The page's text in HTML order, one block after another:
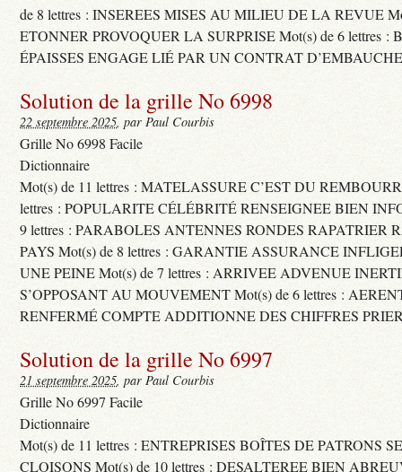
de 8 lettres : INSEREES MISES AU MILIEU DE LA REVUE
ETONNER PROVOQUER LA SURPRISE Mot(s) de 6 lettres :
ÉPAISSES ENGAGE LIÉ PAR UN CONTRAT
Solution de la grille No 6998
22 septembre 2025, par Paul Courbis
Grille No 6998 Facile
Dictionnaire
Mot(s) de 11 lettres : MATELASSURE C’EST DU
lettres : POPULARITE CÉLÉBRITÉ RENSEIGNEE BIEN
9 lettres : PARABOLES ANTENNES RONDES RAPATRIER
PAYS Mot(s) de 8 lettres : GARANTIE ASSURANCE
UNE PEINE Mot(s) de 7 lettres : ARRIVEE ADVENUE
S’OPPOSANT AU MOUVEMENT Mot(s) de 6 lettres :
RENFERMÉ COMPTE ADDITIONNE DES CHIFFRES
Solution de la grille No 6997
21 septembre 2025, par Paul Courbis
Grille No 6997 Facile
Dictionnaire
Mot(s) de 11 lettres : ENTREPRISES BOÎTES DE PATRONS
CLOISONS Mot(s) de 10 lettres : DESALTEREE BIEN